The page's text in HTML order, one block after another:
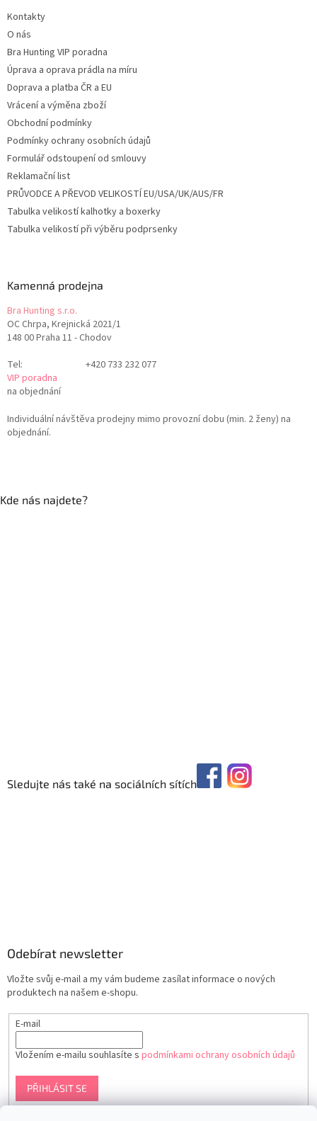
Kontakty
O nás
Bra Hunting VIP poradna
Úprava a oprava prádla na míru
Doprava a platba ČR a EU
Vrácení a výměna zboží
Obchodní podmínky
Podmínky ochrany osobních údajů
Formulář odstoupení od smlouvy
Reklamační list
PRŮVODCE A PŘEVOD VELIKOSTÍ EU/USA/UK/AUS/FR
Tabulka velikostí kalhotky a boxerky
Tabulka velikostí při výběru podprsenky
Kamenná prodejna
Bra Hunting s.r.o.
OC Chrpa, Krejnická 2021/1
148 00 Praha 11 - Chodov
Tel:
+420 733 232 077
VIP poradna
na objednání
Individuální návštěva prodejny mimo provozní dobu (min. 2 ženy) na
objednání.
Kde nás najdete?
Sledujte nás také na sociálních sítích
Odebírat newsletter
Vložte svůj e-mail a my vám budeme zasílat informace o nových
produktech na našem e-shopu.
E-mail
Vložením e-mailu souhlasíte s podmínkami ochrany osobních údajů
PŘIHLÁSIT SE